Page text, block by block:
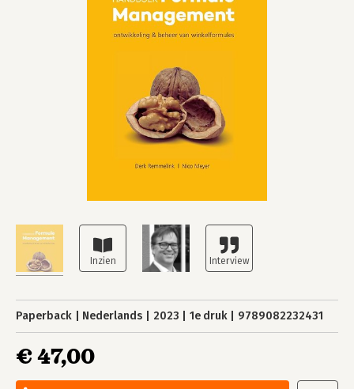
Paperback Nederlands 2023 1e druk 9789082232431
€ 47,00